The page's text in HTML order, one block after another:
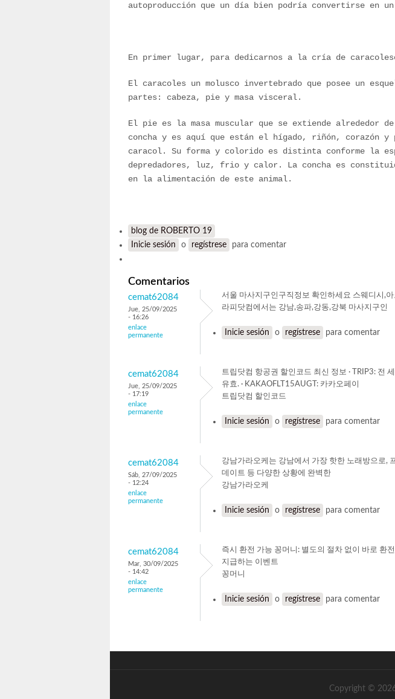
autoproducción que un día bien podría convertirse en
En primer lugar, para dedicarnos a la cría de
El caracoles un molusco invertebrado que posee un
partes: cabeza, pie y masa visceral.
El pie es la masa muscular que se extiende alrededor
concha y es aquí que están el hígado, riñón, corazón
caracol. Su forma y colorido es distinta conforme la
depredadores, luz, frio y calor. La concha es
en la alimentación de este animal.
blog de ROBERTO 19
Inicie sesión
o regístrese para comentar
Comentarios
cemat62084
Jue, 25/09/2025
- 16:26
enlace
permanente
서울 마사지구인구직정보 확인하세요 스웨디시,
라피닷컴에서는 강남,송파,강동,강북 마사지구인
Inicie sesión o regístrese para comentar
cemat62084
Jue, 25/09/2025
- 17:19
enlace
permanente
트립닷컴 항공권 할인코드 최신 정보 · TRIP3: 전
유효. · KAKAOFLT15AUGT: 카카오페이
​트립닷컴 할인코드​​​
Inicie sesión o regístrese para comentar
cemat62084
Sáb, 27/09/2025
- 12:24
enlace
permanente
강남가라오케는 강남에서 가장 핫한 노래방으로,
데이트 등 다양한 상황에 완벽한
​강남가라오케​​​
Inicie sesión o regístrese para comentar
cemat62084
Mar, 30/09/2025
- 14:42
enlace
permanente
즉시 환전 가능 꽁머니: 별도의 절차 없이 바로 환
지급하는 이벤트
꽁머니
Inicie sesión o regístrese para comentar
Copyright ©